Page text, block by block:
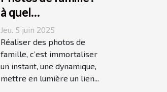
à quel
photographe
confier cette tâche
à Grenoble ?
Jeu. 5 juin 2025
Réaliser des photos de
famille, c’est immortaliser
un instant, une dynamique,
mettre en lumière un lien...